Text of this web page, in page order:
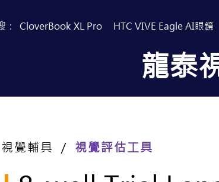
CloverBook XL Pro
： HTC VIVE Eagle AI眼鏡
龍泰
視覺輔具 ／ 視覺評估工具